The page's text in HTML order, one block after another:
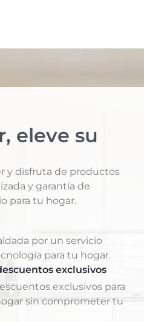
eleve su
y disfruta de productos
y garantía de
para tu hogar.
por un servicio
para tu hogar.
exclusivos
exclusivos para
sin comprometer tu